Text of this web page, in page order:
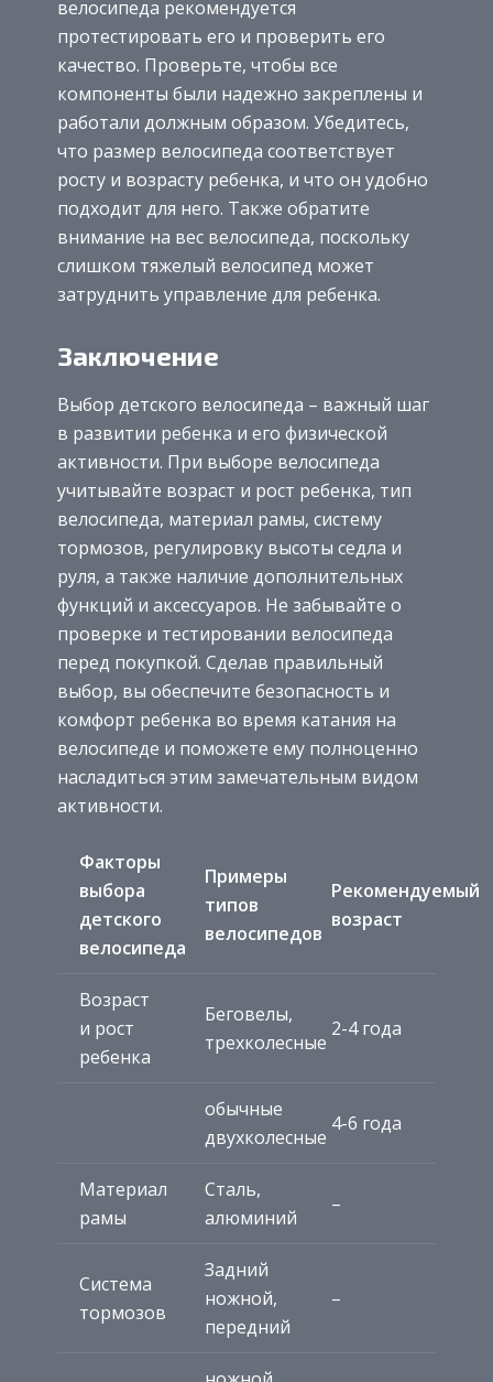
велосипеда рекомендуется
протестировать его и проверить его
качество. Проверьте, чтобы все
компоненты были надежно закреплены и
работали должным образом. Убедитесь,
что размер велосипеда соответствует
росту и возрасту ребенка, и что он удобно
подходит для него. Также обратите
внимание на вес велосипеда, поскольку
слишком тяжелый велосипед может
затруднить управление для ребенка.
Заключение
Выбор детского велосипеда – важный шаг
в развитии ребенка и его физической
активности. При выборе велосипеда
учитывайте возраст и рост ребенка, тип
велосипеда, материал рамы, систему
тормозов, регулировку высоты седла и
руля, а также наличие дополнительных
функций и аксессуаров. Не забывайте о
проверке и тестировании велосипеда
перед покупкой. Сделав правильный
выбор, вы обеспечите безопасность и
комфорт ребенка во время катания на
велосипеде и поможете ему полноценно
насладиться этим замечательным видом
активности.
Факторы
выбора
детского
велосипеда
Примеры
типов
велосипедов
Рекомендуемый
возраст
Возраст
и рост
ребенка
Беговелы,
трехколесные
2-4 года
обычные
двухколесные
4-6 года
Материал
рамы
Сталь,
алюминий
–
Система
тормозов
Задний
ножной,
передний
–